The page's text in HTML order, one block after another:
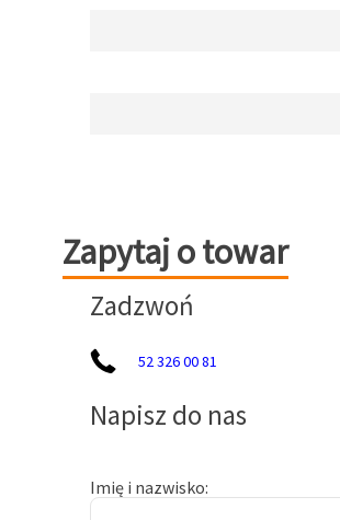
Zapytaj o towar
Zapytaj o towar
Zadzwoń
52 326 00 81
Napisz do nas
Imię i nazwisko